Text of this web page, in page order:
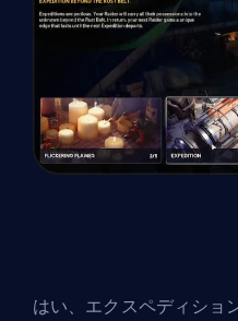
はい、エクスペディショ